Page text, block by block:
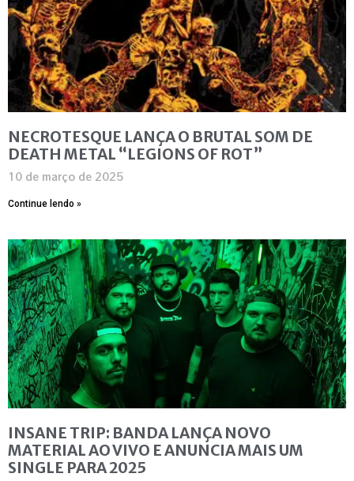
NECROTESQUE LANÇA O BRUTAL SOM DE
DEATH METAL “LEGIONS OF ROT”
10 de março de 2025
Continue lendo »
INSANE TRIP: BANDA LANÇA NOVO
MATERIAL AO VIVO E ANUNCIA MAIS UM
SINGLE PARA 2025